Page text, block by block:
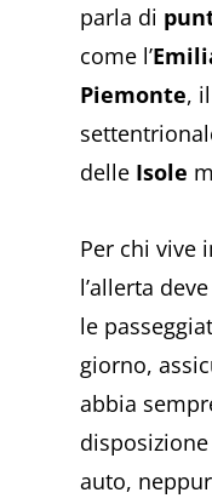
parla di
come l’
Piemonte,
delle Isole
Per chi vive
l’allerta
le
giorno,
abbia
auto,